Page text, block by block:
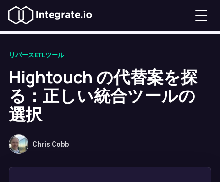
リバースETLツール
Hightouch の代替案を探
る：正しい統合ツールの
選択
Chris Cobb